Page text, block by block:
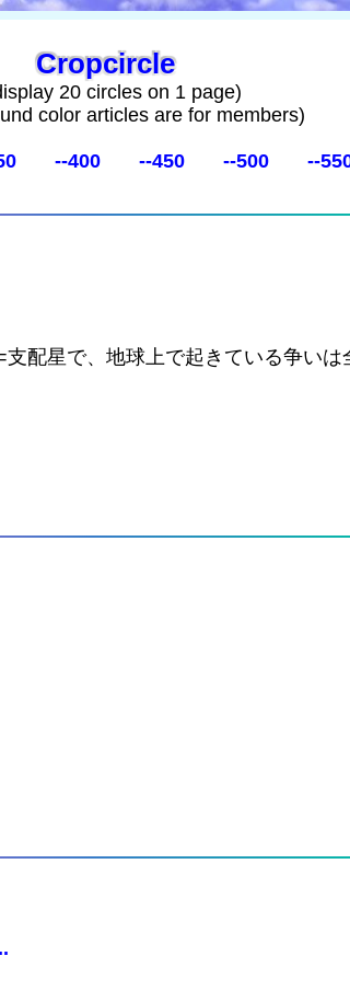
Cropcircle
20 circles on 1 page)
color articles are for members)
--400 --450 --500 --
配星で、地球上で起きている争い